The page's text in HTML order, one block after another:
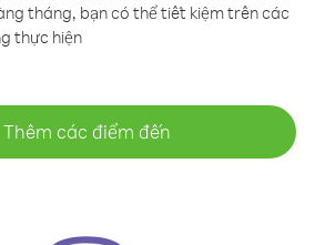
tháng, bạn có thể tiết kiệm trên các
thực hiện
Thêm các điểm đến